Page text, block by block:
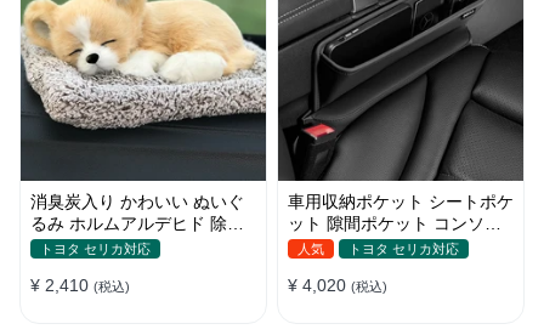
消臭炭入り かわいい ぬいぐ
るみ ホルムアルデヒド 除去
インテリア 贈り物
トヨタ セリカ対応
¥ 2,410 (税込)
車用収納ポケット シートポケ
ット 隙間ポケット コンソー
ルボックス カー用品
人気 トヨタ セリカ対応
¥ 4,020 (税込)